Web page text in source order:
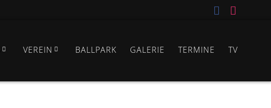
VEREIN BALLPARK GALERIE TERMINE TV